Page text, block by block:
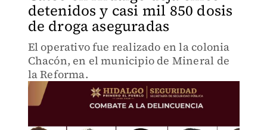
detenidos y casi mil 850 dosis
de droga aseguradas
El operativo fue realizado en la colonia
Chacón, en el municipio de Mineral de
la Reforma.